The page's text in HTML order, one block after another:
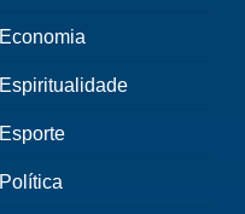
Economia
Espiritualidade
Esporte
Política